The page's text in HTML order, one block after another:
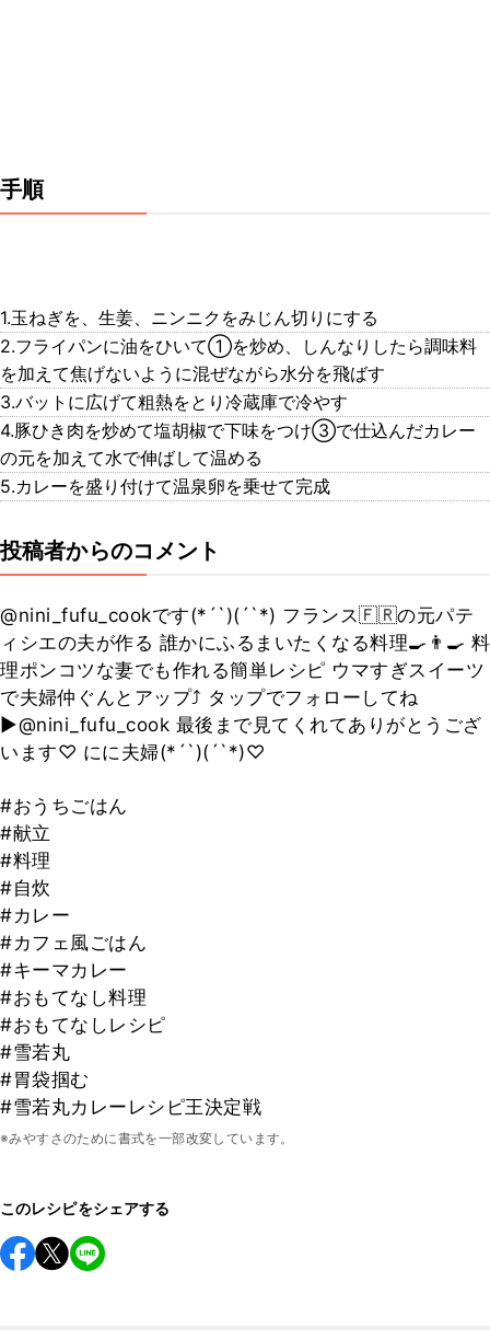
手順
1.玉ねぎを、生姜、ニンニクをみじん切りにする
2.フライパンに油をひいて①を炒め、しんなりしたら調味料
を加えて焦げないように混ぜながら水分を飛ばす
3.バットに広げて粗熱をとり冷蔵庫で冷やす
4.豚ひき肉を炒めて塩胡椒で下味をつけ③で仕込んだカレー
の元を加えて水で伸ばして温める
5.カレーを盛り付けて温泉卵を乗せて完成
投稿者からのコメント
@nini_fufu_cookです(*´`)(´`*) フランス🇫🇷の元パテ
ィシエの夫が作る 誰かにふるまいたくなる料理🍳👨‍🍳 料
理ポンコツな妻でも作れる簡単レシピ ウマすぎスイーツ
で夫婦仲ぐんとアップ⤴ タップでフォローしてね
▶@nini_fufu_cook 最後まで見てくれてありがとうござ
います♡ にに夫婦(*´`)(´`*)♡
#おうちごはん
#献立
#料理
#自炊
#カレー
#カフェ風ごはん
#キーマカレー
#おもてなし料理
#おもてなしレシピ
#雪若丸
#胃袋掴む
#雪若丸カレーレシピ王決定戦
※みやすさのために書式を一部改変しています。
このレシピをシェアする